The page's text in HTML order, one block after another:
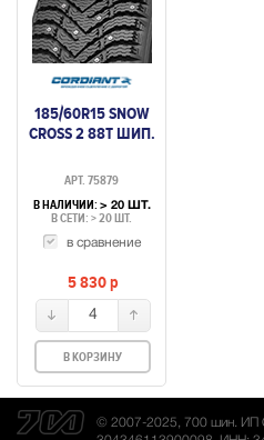
185/60R15 SNOW
CROSS 2 88T ШИП.
АРТ. 75879
В НАЛИЧИИ: > 20 ШТ.
В СЕТИ: > 20 ШТ.
в сравнение
5 830p
4
В КОРЗИНУ
© 2007-2025, 700 шин. ИП